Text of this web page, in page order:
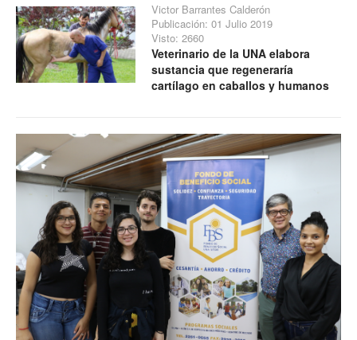
Victor Barrantes Calderón
Publicación: 01 Julio 2019
Visto: 2660
Veterinario de la UNA elabora
sustancia que regeneraría
cartílago en caballos y humanos